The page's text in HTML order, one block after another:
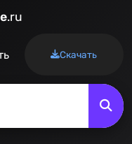
.ru
Скачать